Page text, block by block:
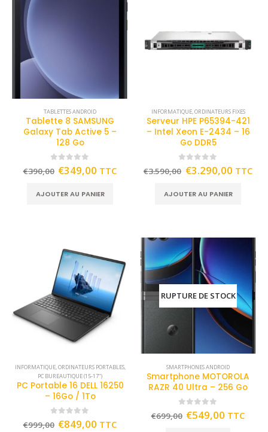
TABLETTES ANDROID
Tablette 8 SAMSUNG
Galaxy Tab Active 5 –
128 Go
out of 5
€390,00 €349,00 TTC
AJOUTER AU PANIER
INFORMATIQUE,ORDINATEURS FIXES
Serveur HPE P65394-421
– Intel Xeon E-2434 – 16
Go DDR5
out of 5
€3.590,00 €3.290,00 TTC
AJOUTER AU PANIER
INFORMATIQUE,ORDINATEURS PORTABLES,
PC BUREAUTIQUE (15-17")
PC Portable 16 DELL 16250
– 16Go / 1To
out of 5
€999,00 €849,00 TTC
RUPTURE DE STOCK
SMARTPHONES ANDROID
Smartphone MOTOROLA
RAZR 40 Ultra – 256 Go
out of 5
€699,00 €549,00 TTC